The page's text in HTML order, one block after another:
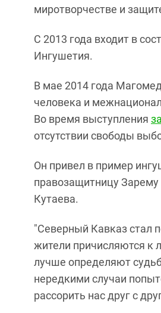
миротворчестве и
С 2013 года входит в
Ингушетия.
В мае 2014 года
человека и
Во время выступления
отсутствии свободы
Он привел в пример
правозащитницу Зарему
Кутаева.
"Северный Кавказ стал
жители причисляются к
лучше определяют
нередкими случаи
рассорить нас друг с